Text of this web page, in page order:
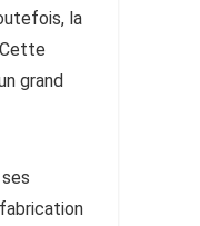
la
grand